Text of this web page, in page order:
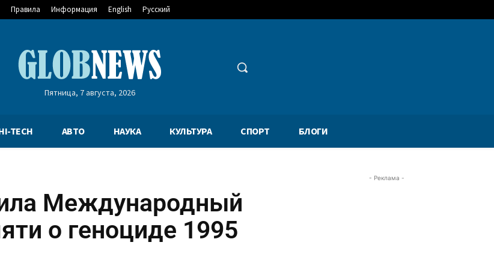
Правила Информация English Русский
Пятница, 7 августа, 2026
TECH АВТО НАУКА КУЛЬТУРА СПОРТ БЛОГИ
Международный
о геноциде 1995
- Реклама -